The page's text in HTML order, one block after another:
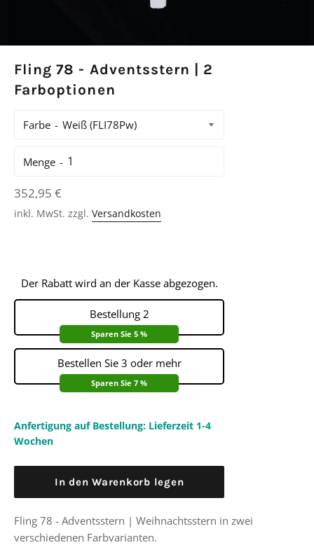
Fling 78 - Adventsstern | 2
Farboptionen
Farbe
Menge
Normaler
Preis
352,95 €
inkl. MwSt. zzgl. Versandkosten
Der Rabatt wird an der Kasse abgezogen.
Bestellung 2
Sparen Sie 5 %
Bestellen Sie 3 oder mehr
Sparen Sie 7 %
Anfertigung auf Bestellung: Lieferzeit 1-4
Wochen
In den Warenkorb legen
Fling 78 - Adventsstern | Weihnachtsstern in zwei
verschiedenen Farbvarianten.